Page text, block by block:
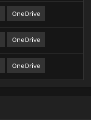
OneDrive
OneDrive
OneDrive